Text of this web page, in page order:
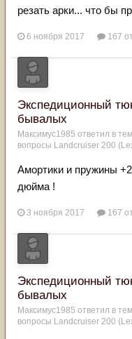
резать арки... что бы
6 ноября 2017 167
Экспедиционный
бывалых
Максимус1985 ответил в
вопросы Landcruiser 200
Амортики и пружины
дюйма !
3 ноября 2017 167
Экспедиционный
бывалых
Максимус1985 ответил в
вопросы Landcruiser 200